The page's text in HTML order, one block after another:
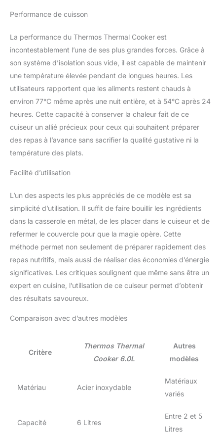
Performance de cuisson
La performance du Thermos Thermal Cooker est
incontestablement l’une de ses plus grandes forces. Grâce à
son système d’isolation sous vide, il est capable de maintenir
une température élevée pendant de longues heures. Les
utilisateurs rapportent que les aliments restent chauds à
environ 77°C même après une nuit entière, et à 54°C après 24
heures. Cette capacité à conserver la chaleur fait de ce
cuiseur un allié précieux pour ceux qui souhaitent préparer
des repas à l’avance sans sacrifier la qualité gustative ni la
température des plats.
Facilité d’utilisation
L’un des aspects les plus appréciés de ce modèle est sa
simplicité d’utilisation. Il suffit de faire bouillir les ingrédients
dans la casserole en métal, de les placer dans le cuiseur et de
refermer le couvercle pour que la magie opère. Cette
méthode permet non seulement de préparer rapidement des
repas nutritifs, mais aussi de réaliser des économies d’énergie
significatives. Les critiques soulignent que même sans être un
expert en cuisine, l’utilisation de ce cuiseur permet d’obtenir
des résultats savoureux.
Comparaison avec d’autres modèles
Critère
Thermos Thermal
Cooker 6.0L
Autres
modèles
Matériau Acier inoxydable
Matériaux
variés
Capacité 6 Litres
Entre 2 et 5
Litres